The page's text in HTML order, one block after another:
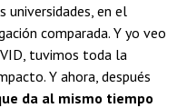
universidades, en el
comparada. Y yo veo
tuvimos toda la
Y ahora, después
da al mismo tiempo